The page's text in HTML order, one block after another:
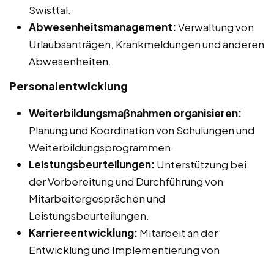
Swisttal.
Abwesenheitsmanagement:Verwaltung von
Urlaubsanträgen, Krankmeldungen und anderen
Abwesenheiten.
Personalentwicklung
Weiterbildungsmaßnahmen organisieren:
Planung und Koordination von Schulungen und
Weiterbildungsprogrammen.
Leistungsbeurteilungen: Unterstützung bei
der Vorbereitung und Durchführung von
Mitarbeitergesprächen und
Leistungsbeurteilungen.
Karriereentwicklung: Mitarbeit an der
Entwicklung und Implementierung von